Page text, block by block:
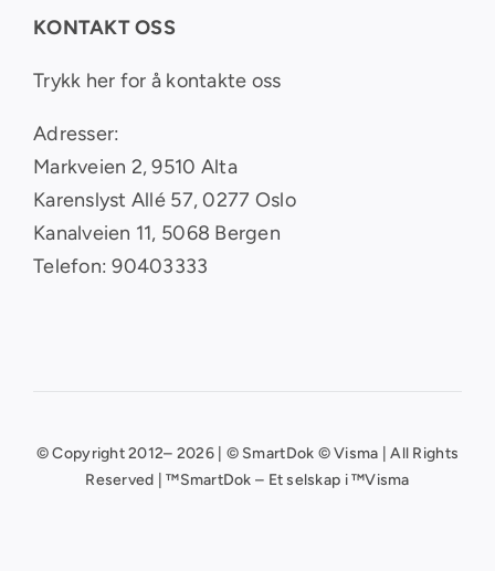
KONTAKT OSS
Trykk her for å kontakte oss
Adresser:
Markveien 2, 9510 Alta
Karenslyst Allé 57, 0277 Oslo
Kanalveien 11, 5068 Bergen
Telefon: 90403333
© Copyright 2012– 2026 | © SmartDok © Visma | All Rights
Reserved | ™SmartDok – Et selskap i ™Visma